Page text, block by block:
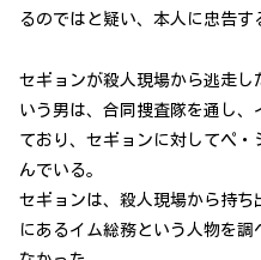
るのではと疑い、本人に忠告す
セギョンが殺人現場から逃走し
いう男は、合同捜査隊を通し
ており、セギョンに対してペ
んでいる。
セギョンは、殺人現場から持
にあるイム総務という人物を